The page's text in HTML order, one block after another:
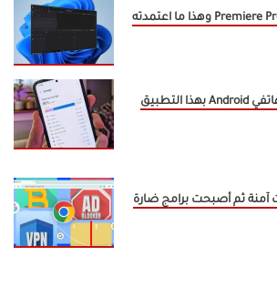
حررت 10 جيجابايت من هاتفي Android بهذا التطبيق